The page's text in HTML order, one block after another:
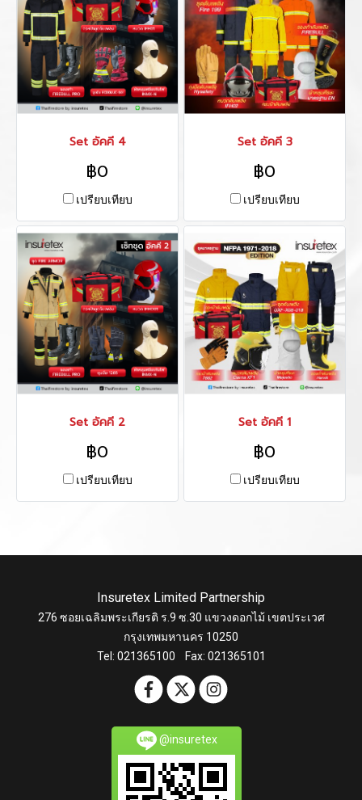
Set อัคคี 4
฿0
เปรียบเทียบ
Set อัคคี 3
฿0
เปรียบเทียบ
Set อัคคี 2
฿0
เปรียบเทียบ
Set อัคคี 1
฿0
เปรียบเทียบ
Insuretex Limited Partnership
276 ซอยเฉลิมพระเกียรติ ร.9 ซ.30 แขวงดอกไม้ เขตประเวศ
กรุงเทพมหานคร 10250
Tel: 021365100 Fax: 021365101
@insuretex